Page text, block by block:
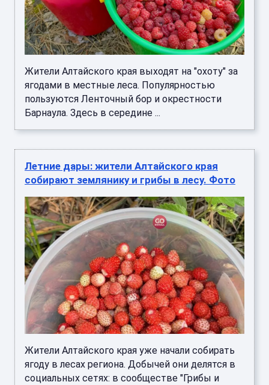
Жители Алтайского края выходят на "охоту" за
ягодами в местные леса. Популярностью
пользуются Ленточный бор и окрестности
Барнаула. Здесь в середине ...
Летние дары: жители Алтайского края
собирают землянику и грибы в лесу. Фото
Жители Алтайского края уже начали собирать
ягоду в лесах региона. Добычей они делятся в
социальных сетях: в сообществе "Грибы и